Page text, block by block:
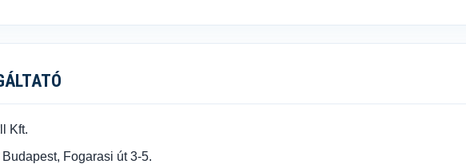
Kft.
Fogarasi út 3-5.